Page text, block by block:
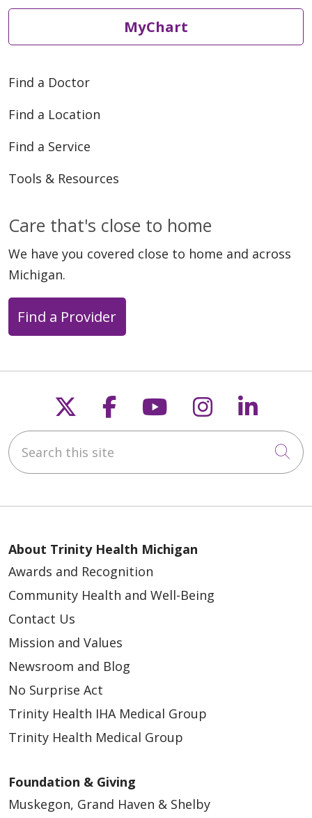
MyChart
Find a Doctor
Find a Location
Find a Service
Tools & Resources
Care that's close to home
We have you covered close to home and across
Michigan.
Find a Provider
Follow us on X
Follow us on
Follow us on
Follow us
Search this site
About Trinity Health Michigan
Awards and Recognition
Community Health and Well-Being
Contact Us
Mission and Values
Newsroom and Blog
No Surprise Act
Trinity Health IHA Medical Group
Trinity Health Medical Group
Foundation & Giving
Muskegon, Grand Haven & Shelby